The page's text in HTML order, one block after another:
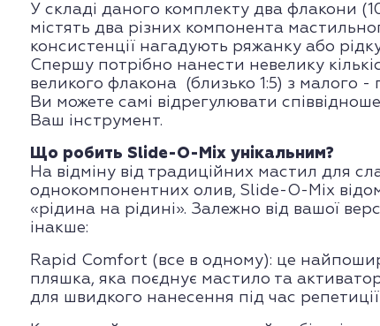
У складі даного комплекту два флакони
містять два різних компонента
консистенції нагадують ряжанку або
Спершу потрібно нанести невелику
великого флакона (близько 1:5) з малого -
Ви можете самі відрегулювати
Ваш інструмент.
Що робить Slide-O-Mix унікальним?
На відміну від традиційних мастил для
однокомпонентних олив, Slide-O-Mix
«рідина на рідині». Залежно від вашої
інакше:
Rapid Comfort (все в одному): це
пляшка, яка поєднує мастило та
для швидкого нанесення під час